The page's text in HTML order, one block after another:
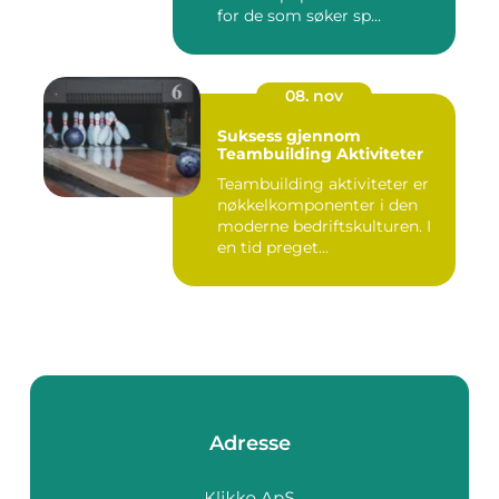
for de som søker sp...
08. nov
Suksess gjennom
Teambuilding Aktiviteter
Teambuilding aktiviteter er
nøkkelkomponenter i den
moderne bedriftskulturen. I
en tid preget...
Adresse